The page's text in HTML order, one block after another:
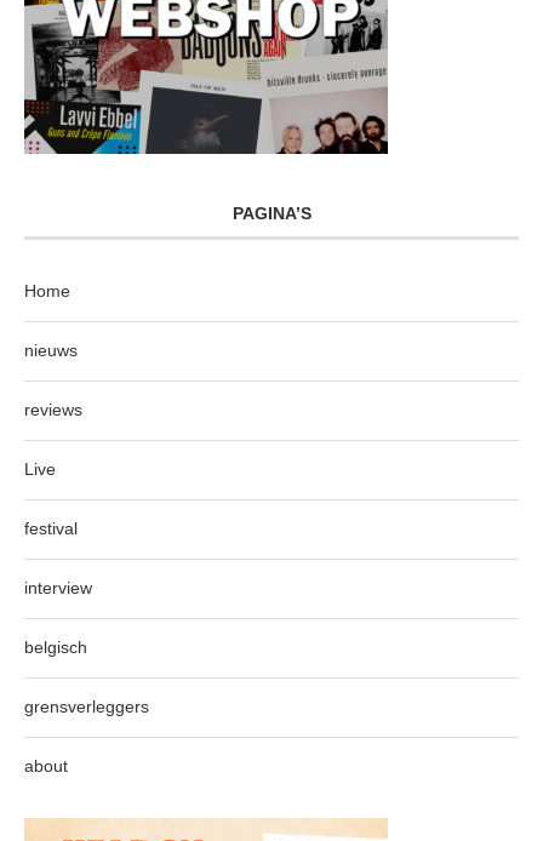
PAGINA’S
Home
nieuws
reviews
Live
festival
interview
belgisch
grensverleggers
about